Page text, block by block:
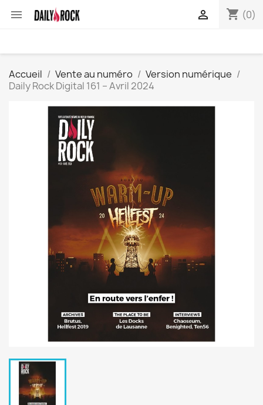
 shopping_cart (0)

Accueil Vente au numéro
Version numérique
Daily Rock Digital 161 – Avril 2024